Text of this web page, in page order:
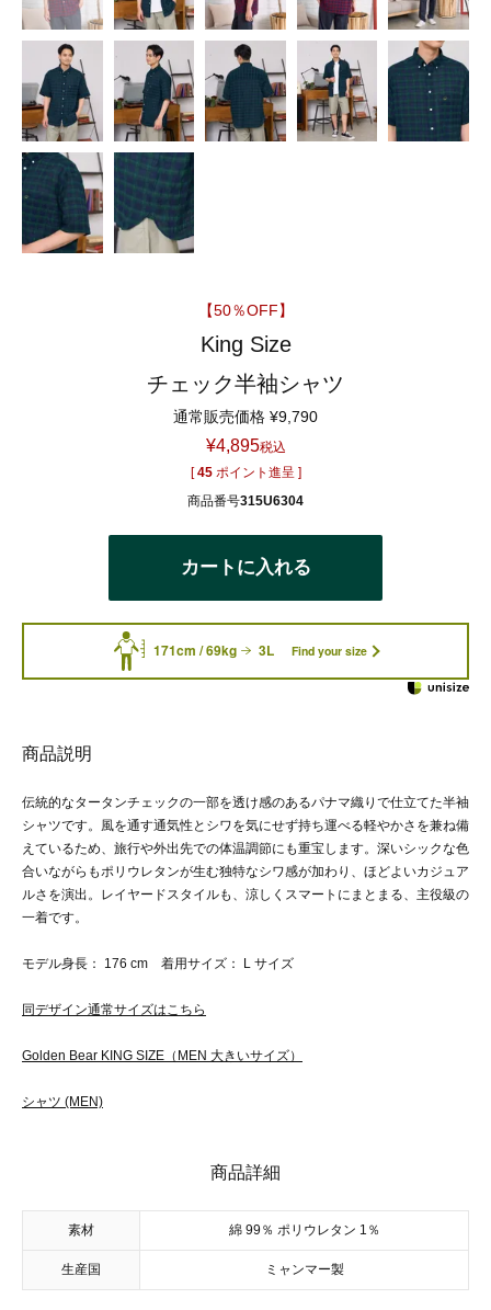
【50％OFF】
King Size
チェック半袖シャツ
通常販売価格 ¥9,790
¥4,895税込
[ 45 ポイント進呈 ]
商品番号315U6304
カートに入れる
171cm / 69kg 3L Find your size
商品説明
伝統的なタータンチェックの一部を透け感のあるパナマ織りで仕立てた半袖
シャツです。風を通す通気性とシワを気にせず持ち運べる軽やかさを兼ね備
えているため、旅行や外出先での体温調節にも重宝します。深いシックな色
合いながらもポリウレタンが生む独特なシワ感が加わり、ほどよいカジュア
ルさを演出。レイヤードスタイルも、涼しくスマートにまとまる、主役級の
一着です。
モデル身長： 176 cm 着用サイズ： L サイズ
同デザイン通常サイズはこちら
Golden Bear KING SIZE（MEN 大きいサイズ）
シャツ (MEN)
商品詳細
素材 綿 99％ ポリウレタン 1％
生産国 ミャンマー製